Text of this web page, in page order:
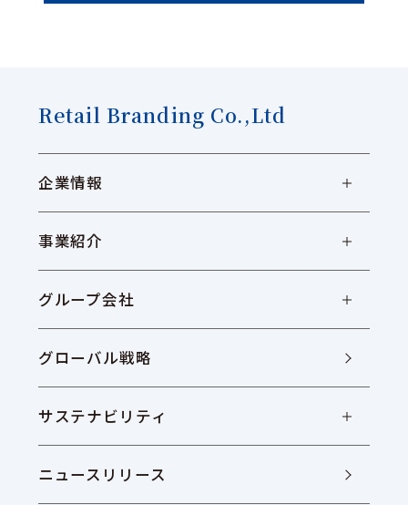
Retail Branding Co.,Ltd
企業情報
事業紹介
グループ会社
グローバル戦略
サステナビリティ
ニュースリリース